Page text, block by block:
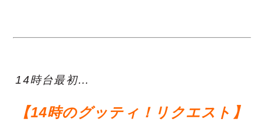
14時台最初…
【14時のグッティ！リクエスト】